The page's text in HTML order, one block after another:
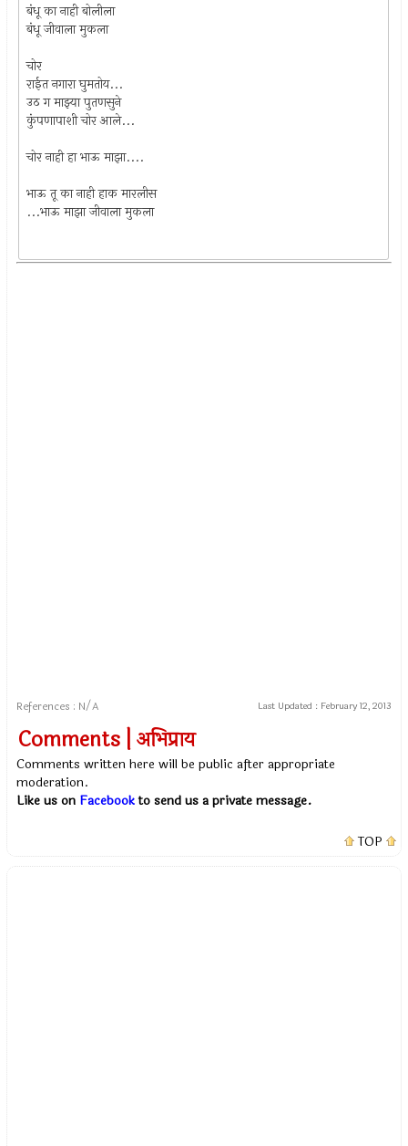
बंधू का नाही बोलीला
बंधू जीवाला मुकला
चोर
राईत नगारा घुमतोय...
उठ ग माझ्या पुतणसुने
कुंपणापाशी चोर आले...
चोर नाही हा भाऊ माझा....
भाऊ तू का नाही हाक मारलीस
...भाऊ माझा जीवाला मुकला
References : N/A Last Updated : February 12, 2013
Comments | अभिप्राय
Comments written here will be public after appropriate
moderation.
Like us on Facebookto send us a private message.
TOP